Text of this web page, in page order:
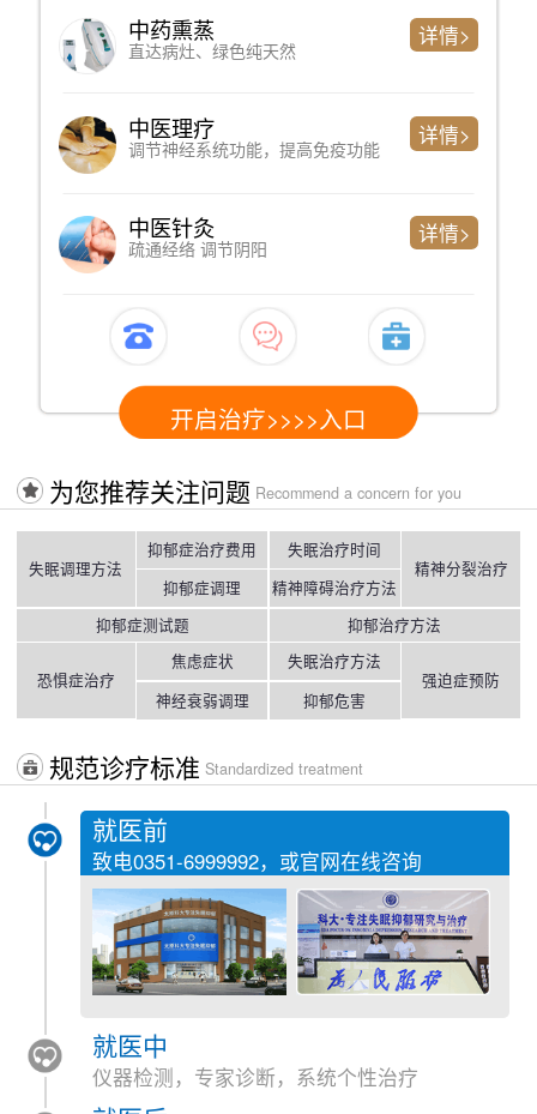
心理测评
判断精神问题严重程度、简单便捷
详情>
专家诊断
了解过往病史、制定科学检测方案
详情>
心电图检测
心脏健康情况，以排查躯体性因素
详情>
开启治疗>>>>入口
为您推荐关注问题 Recommend a concern for you
失眠调理方法
抑郁症治疗费用
抑郁症调理
失眠治疗时间
精神障碍治疗方法
精神分裂治疗
抑郁症测试题 抑郁治疗方法
恐惧症治疗
焦虑症状
神经衰弱调理
失眠治疗方法
抑郁危害
强迫症预防
规范诊疗标准 Standardized treatment
就医前
致电0351-6999992，或官网在线咨询
就医中
仪器检测，专家诊断，系统个性治疗